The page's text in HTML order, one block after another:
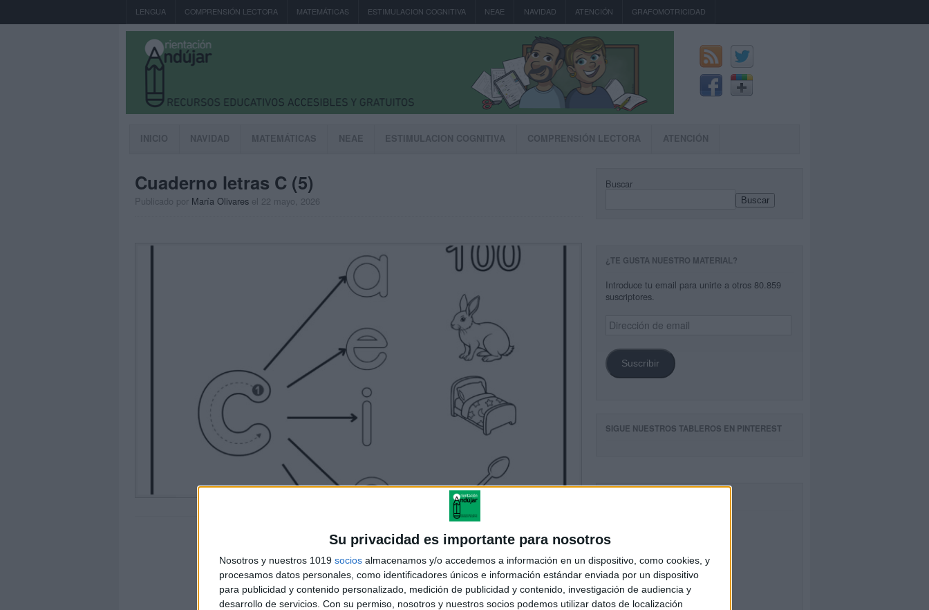
Su privacidad es importante para nosotros
Nosotros y nuestros 1019 socios almacenamos y/o accedemos a información en un dispositivo, como cookies, y
procesamos datos personales, como identificadores únicos e información estándar enviada por un dispositivo
para publicidad y contenido personalizado, medición de publicidad y contenido, investigación de audiencia y
desarrollo de servicios. Con su permiso, nosotros y nuestros socios podemos utilizar datos de localización
LENGUA COMPRENSIÓN LECTORA MATEMÁTICAS ESTIMULACION COGNITIVA NEAE NAVIDAD ATENCIÓN GRAFOMOTRICIDAD
INICIO NAVIDAD MATEMÁTICAS NEAE ESTIMULACION COGNITIVA COMPRENSIÓN LECTORA ATENCIÓN
Cuaderno letras C (5)
Publicado por María Olivares el 22 mayo, 2026
Buscar
Buscar
¿TE GUSTA NUESTRO MATERIAL?
Introduce tu email para unirte a otros 80.859
suscriptores.
Dirección
de
Suscribir
SIGUE NUESTROS TABLEROS EN PINTEREST